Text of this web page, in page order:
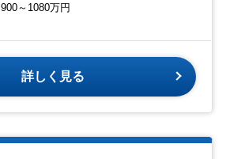
900～1080万円
詳しく見る